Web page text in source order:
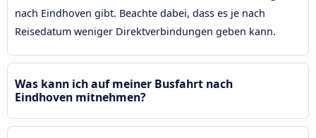
nach Eindhoven gibt. Beachte dabei, dass es je nach
Reisedatum weniger Direktverbindungen geben kann.
Was kann ich auf meiner Busfahrt nach
Eindhoven mitnehmen?